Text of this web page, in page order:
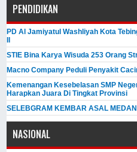
PENDIDIKAN
PD Al Jamiyatul Washliyah Kota
STIE Bina Karya Wisuda 253 Orang
Macno Company Peduli Penyakit
Kemenangan Kesebelasan SMP
Harapkan Juara Di Tingkat Provinsi
SELEBGRAM KEMBAR ASAL
NASIONAL